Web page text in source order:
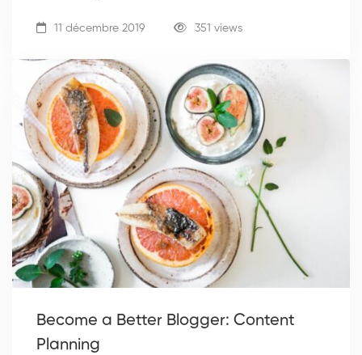
11 décembre 2019 351 views
Become a Better Blogger: Content
Planning